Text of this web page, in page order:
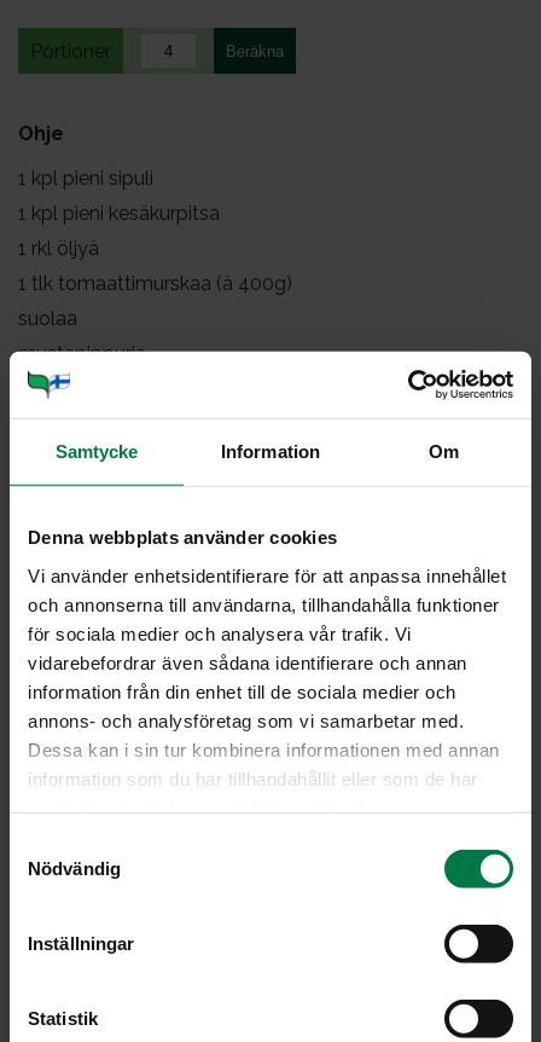
Samtycke Information Om
Denna webbplats använder cookies
Vi använder enhetsidentifierare för att anpassa innehållet
och annonserna till användarna, tillhandahålla funktioner
för sociala medier och analysera vår trafik. Vi
vidarebefordrar även sådana identifierare och annan
information från din enhet till de sociala medier och
annons- och analysföretag som vi samarbetar med.
Dessa kan i sin tur kombinera informationen med annan
information som du har tillhandahållit eller som de har
Nödvändig
Inställningar
Statistik
Portioner
Ohje
1 kpl pieni sipuli
1 kpl pieni kesäkurpitsa
1 rkl öljyä
1 tlk tomaattimurskaa (à 400g)
suolaa
mustapippuria
ripaus chiliä
3rkl hienonnettua, tuoretta basilikaa
Kuori ja pilko sipuli. Raasta kesäkurpitsa karkeaksi
kesäkurpitsa ja kääntele niitä hetki. Lisää
tomaattimurska, mausta suolalla, mustapippurilla ja
chilillä.
Anna kastikkeen kiehua miedolla lämmöllä 5 – 10
Lisää basilika ja maista. Lisää tarvittaessa
mausteita.Tarjoa keitetyn pastan ja leivän kanssa.
Ohje: Kotimaiset Kasvikset ry